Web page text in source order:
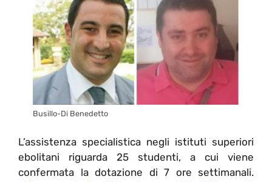
Busillo-Di Benedetto
L’assistenza specialistica negli istituti superiori
ebolitani riguarda 25 studenti, a cui viene
confermata la dotazione di 7 ore settimanali.